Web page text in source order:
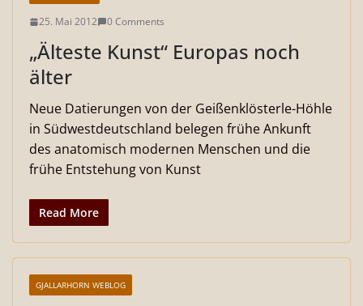
25. Mai 2012 0 Comments
„Älteste Kunst“ Europas noch
älter
Neue Datierungen von der Geißenklösterle-Höhle
in Südwestdeutschland belegen frühe Ankunft
des anatomisch modernen Menschen und die
frühe Entstehung von Kunst
Read More
GJALLARHORN WEBLOG